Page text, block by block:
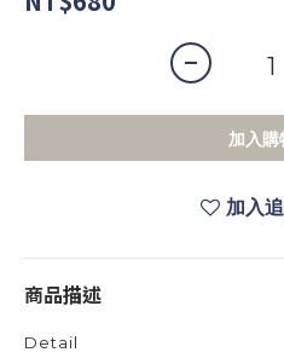
加入購
加入
商品描述
Detail